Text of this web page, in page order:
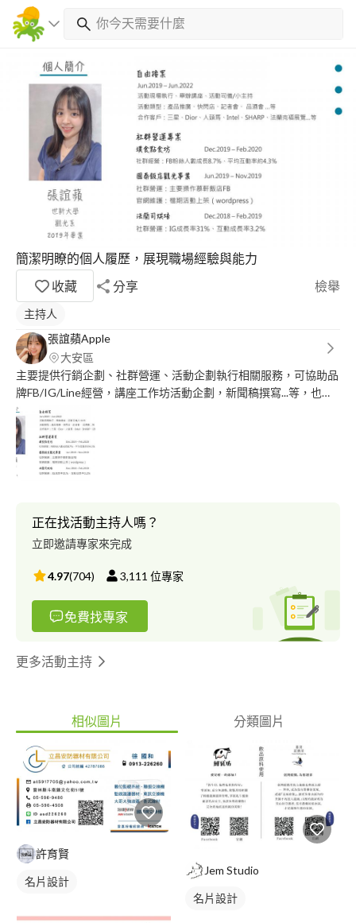
簡潔明瞭的個人履歷，展現職場經驗與能力
收藏
分享 檢舉
主持人
張誼蘋Apple
大安區
主要提供行銷企劃、社群營運、活動企劃執行相關服務，可協助品
牌FB/IG/Line經營，講座工作坊活動企劃，新聞稿撰寫...等，也可
提供人力派遣，舉凡研討會、記者會、拍賣會、快閃店、展覽、攤
位活動、推廣、試飲、發放傳單...等活動皆可 部落格撰寫以台北市
為主，外縣市車馬費$500起，部落格單篇$1000起
正在找活動主持人嗎？
立即邀請專家來完成
4.97(704) 3,111 位專家
免費找專家
更多活動主持
相似圖片 分類圖片
許育賢
名片設計
Jem Studio
名片設計